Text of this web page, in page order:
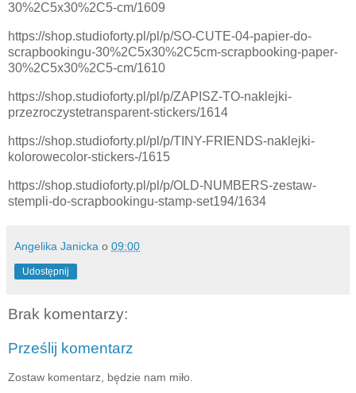
30%2C5x30%2C5-cm/1609
https://shop.studioforty.pl/pl/p/SO-CUTE-04-papier-do-
scrapbookingu-30%2C5x30%2C5cm-scrapbooking-paper-
30%2C5x30%2C5-cm/1610
https://shop.studioforty.pl/pl/p/ZAPISZ-TO-naklejki-
przezroczystetransparent-stickers/1614
https://shop.studioforty.pl/pl/p/TINY-FRIENDS-naklejki-
kolorowecolor-stickers-/1615
https://shop.studioforty.pl/pl/p/OLD-NUMBERS-zestaw-
stempli-do-scrapbookingu-stamp-set194/1634
Angelika Janicka o 09:00
Udostępnij
Brak komentarzy:
Prześlij komentarz
Zostaw komentarz, będzie nam miło.